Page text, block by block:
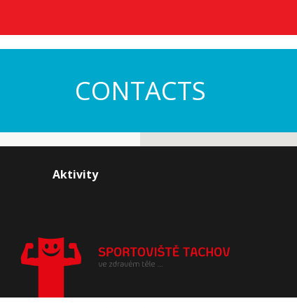
CONTACTS
Aktivity